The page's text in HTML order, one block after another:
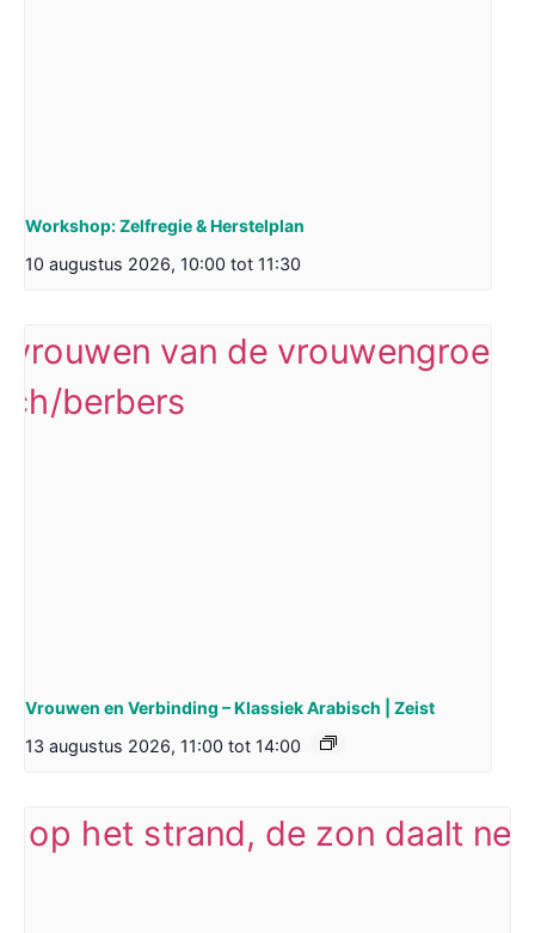
Workshop: Zelfregie & Herstelplan
10 augustus 2026, 10:00 tot 11:30
Vrouwen en Verbinding – Klassiek Arabisch | Zeist
13 augustus 2026, 11:00 tot 14:00